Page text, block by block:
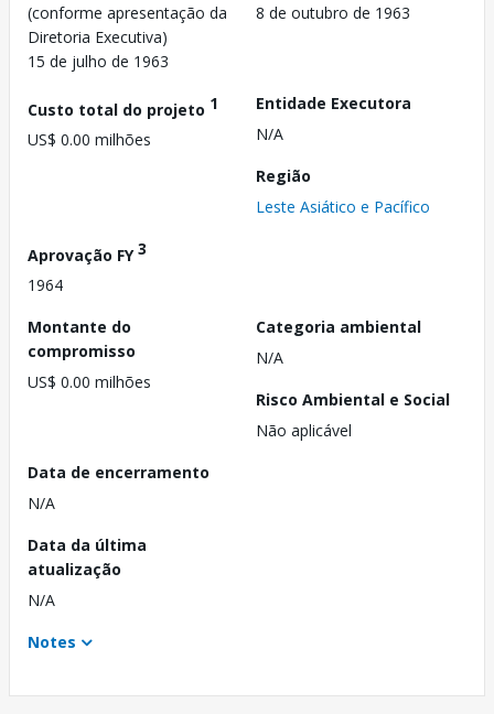
(conforme apresentação da
Diretoria Executiva)
15 de julho de 1963
8 de outubro de 1963
Custo total do projeto 1
US$ 0.00 milhões
Entidade Executora
N/A
Região
Leste Asiático e Pacífico
Aprovação FY3
1964
Montante do
compromisso
US$ 0.00 milhões
Categoria ambiental
N/A
Risco Ambiental e Social
Não aplicável
Data de encerramento
N/A
Data da última
atualização
N/A
Notes